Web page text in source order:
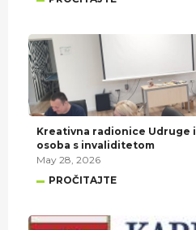
Kreativna radionice Udruge
osoba s invaliditetom
May 28, 2026
PROČITAJTE